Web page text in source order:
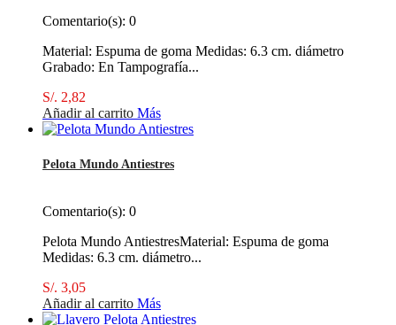
Comentario(s): 0
Material: Espuma de goma Medidas: 6.3 cm. diámetro
Grabado: En Tampografía...
S/. 2,82
Añadir al carrito Más
Pelota Mundo Antiestres
Comentario(s): 0
Pelota Mundo AntiestresMaterial: Espuma de goma
Medidas: 6.3 cm. diámetro...
S/. 3,05
Añadir al carrito Más